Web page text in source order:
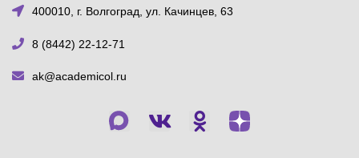
400010, г. Волгоград, ул. Качинцев, 63
8 (8442) 22-12-71
ak@academicol.ru